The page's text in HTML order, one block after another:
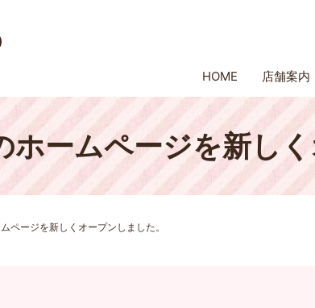
HOME 店舗案内
ームページを新し
ページを新しくオープンしました。